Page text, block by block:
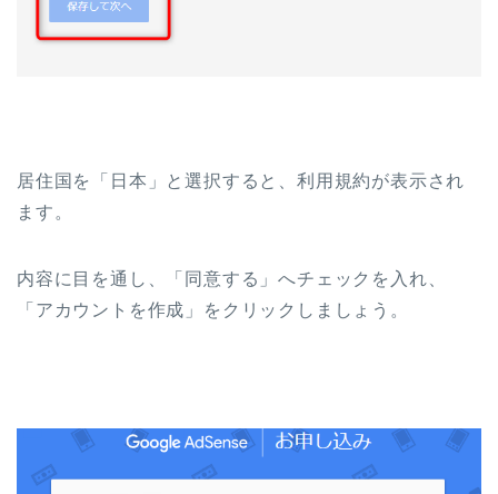
居住国を「日本」と選択すると、利用規約が表示され
ます。
内容に目を通し、「同意する」へチェックを入れ、
「アカウントを作成」をクリックしましょう。